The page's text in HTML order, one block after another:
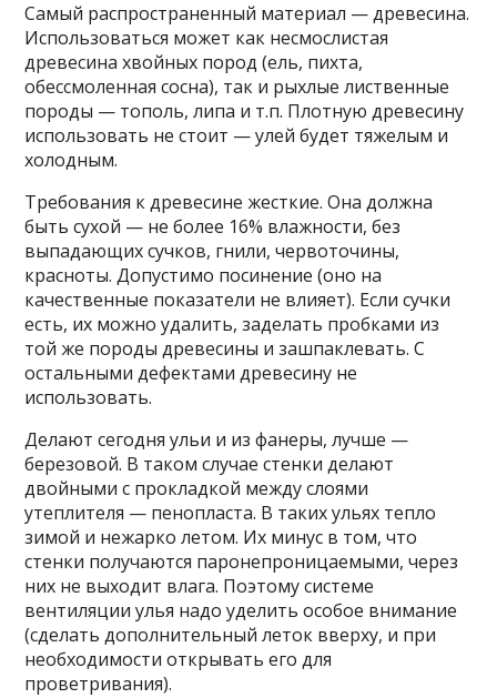
Самый распространенный материал — древесина.
Использоваться может как несмослистая
древесина хвойных пород (ель, пихта,
обессмоленная сосна), так и рыхлые лиственные
породы — тополь, липа и т.п. Плотную древесину
использовать не стоит — улей будет тяжелым и
холодным.
Требования к древесине жесткие. Она должна
быть сухой — не более 16% влажности, без
выпадающих сучков, гнили, червоточины,
красноты. Допустимо посинение (оно на
качественные показатели не влияет). Если сучки
есть, их можно удалить, заделать пробками из
той же породы древесины и зашпаклевать. С
остальными дефектами древесину не
использовать.
Делают сегодня ульи и из фанеры, лучше —
березовой. В таком случае стенки делают
двойными с прокладкой между слоями
утеплителя — пенопласта. В таких ульях тепло
зимой и нежарко летом. Их минус в том, что
стенки получаются паронепроницаемыми, через
них не выходит влага. Поэтому системе
вентиляции улья надо уделить особое внимание
(сделать дополнительный леток вверху, и при
необходимости открывать его для
проветривания).